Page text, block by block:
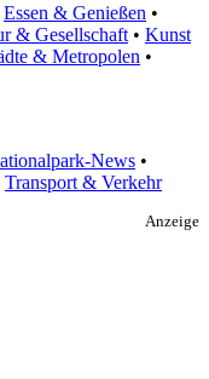
Essen & Genießen •
& Gesellschaft • Kunst
& Metropolen •
News •
Transport & Verkehr
Anzeige